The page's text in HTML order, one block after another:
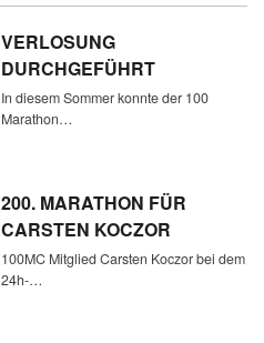
VERLOSUNG
DURCHGEFÜHRT
In diesem Sommer konnte der 100
Marathon…
200. MARATHON FÜR
CARSTEN KOCZOR
100MC Mitglied Carsten Koczor bei dem
24h-…